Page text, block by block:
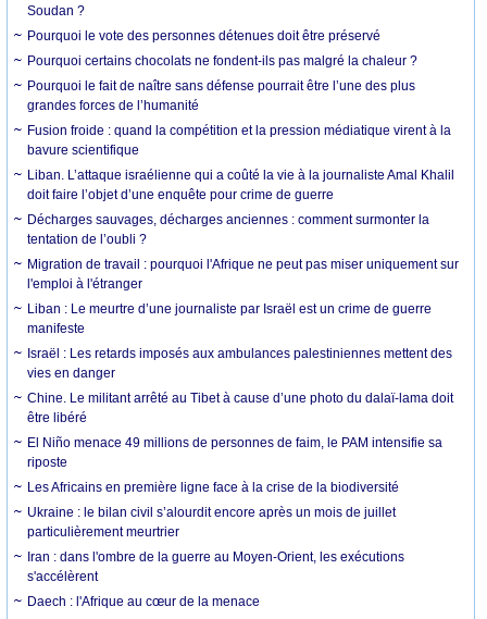
Soudan ?
Pourquoi le vote des personnes détenues doit être préservé
Pourquoi certains chocolats ne fondent-ils pas malgré la chaleur ?
Pourquoi le fait de naître sans défense pourrait être l’une des plus
grandes forces de l’humanité
Fusion froide : quand la compétition et la pression médiatique virent à la
bavure scientifique
Liban. L’attaque israélienne qui a coûté la vie à la journaliste Amal Khalil
doit faire l’objet d’une enquête pour crime de guerre
Décharges sauvages, décharges anciennes : comment surmonter la
tentation de l’oubli ?
Migration de travail : pourquoi l'Afrique ne peut pas miser uniquement sur
l'emploi à l'étranger
Liban : Le meurtre d’une journaliste par Israël est un crime de guerre
manifeste
Israël : Les retards imposés aux ambulances palestiniennes mettent des
vies en danger
Chine. Le militant arrêté au Tibet à cause d’une photo du dalaï-lama doit
être libéré
El Niño menace 49 millions de personnes de faim, le PAM intensifie sa
riposte
Les Africains en première ligne face à la crise de la biodiversité
Ukraine : le bilan civil s’alourdit encore après un mois de juillet
particulièrement meurtrier
Iran : dans l'ombre de la guerre au Moyen-Orient, les exécutions
s'accélèrent
Daech : l'Afrique au cœur de la menace